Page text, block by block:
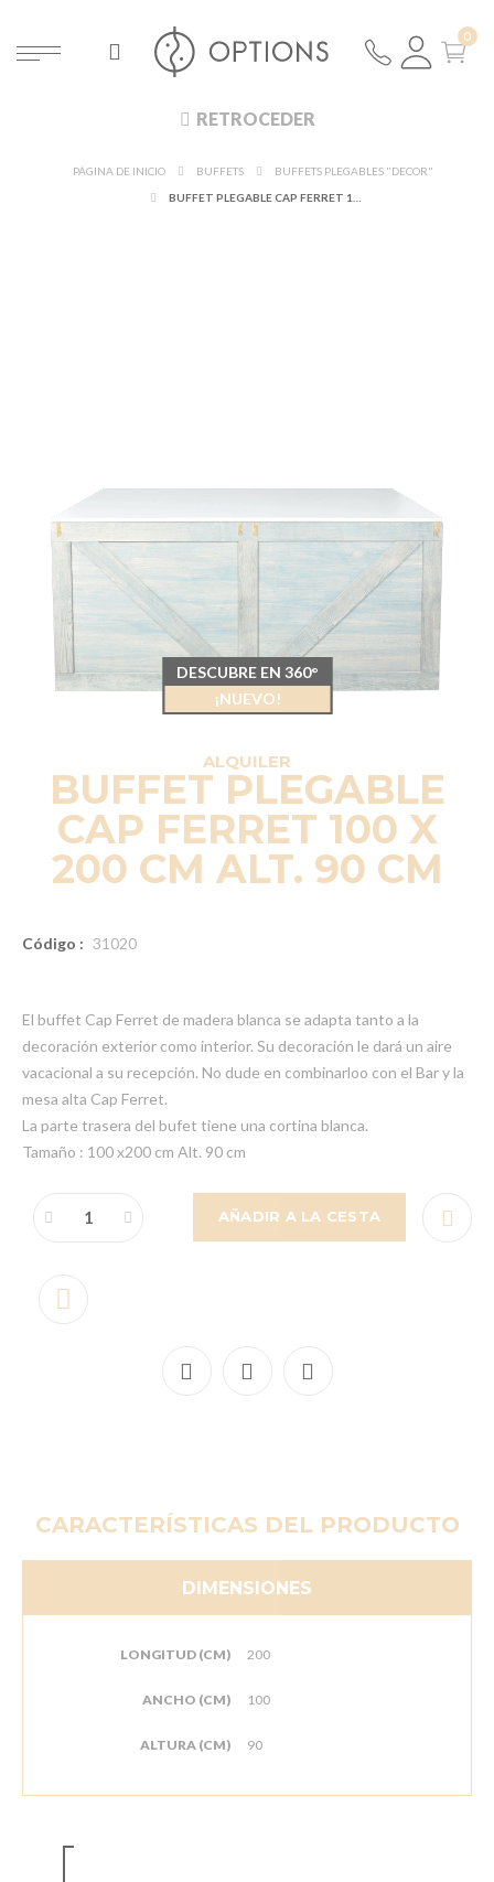
RETROCEDER
PÁGINA DE INICIO BUFFETS
BUFFETS PLEGABLES "DECOR"
ALQUILER
BUFFET PLEGABLE
CAP FERRET 100 X
200 CM ALT. 90 CM
Código : 31020
El buffet Cap Ferret de madera blanca se adapta tanto a la
decoración exterior como interior. Su decoración le dará un aire
vacacional a su recepción. No dude en combinarloo con el Bar y la
mesa alta Cap Ferret.
La parte trasera del bufet tiene una cortina blanca.
Tamaño : 100 x200 cm Alt. 90 cm
AÑADIR A LA CESTA
DESCUBRE EN 360°
¡NUEVO!
CARACTERÍSTICAS DEL PRODUCTO
DIMENSIONES
LONGITUD (CM) 200
ANCHO (CM) 100
ALTURA (CM) 90